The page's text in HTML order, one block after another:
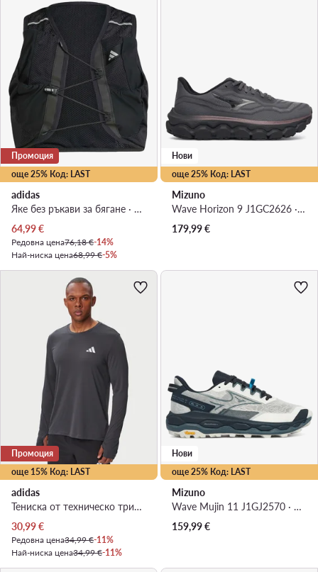
още 25% Код: LAST
Промоция
adidas
Яке без ръкави за бягане · Черен
Актуална цена
64,99€
Редовна цена76,18 €-14%
Най-ниска цена68,99 €-5%
още 25% Код: LAST
Нови
Mizuno
Wave Horizon 9 J1GC2626 · Маратонки за бягане
179,99€
още 15% Код: LAST
Промоция
adidas
Тениска от техническо трико · Тъмносив
Актуална цена
30,99€
Редовна цена34,99 €-11%
Най-ниска цена34,99 €-11%
още 25% Код: LAST
Нови
Mizuno
Wave Mujin 11 J1GJ2570 · Маратонки за бягане
159,99€